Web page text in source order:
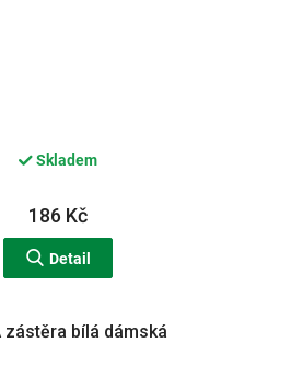
Skladem
186 Kč
Detail
zástěra bílá dámská